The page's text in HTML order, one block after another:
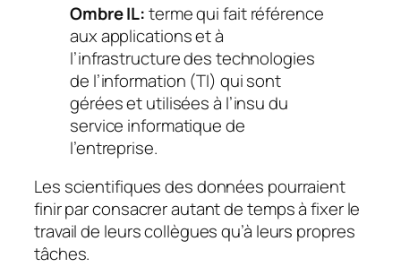
OmbreIL:terme qui fait référence
aux applications et à
l’infrastructure des technologies
de l’information (TI) qui sont
gérées et utilisées à l’insu du
service informatique de
l’entreprise.
Les scientifiques des données pourraient
finir par consacrer autant de temps à fixer le
travail de leurs collègues qu’à leurs propres
tâches.